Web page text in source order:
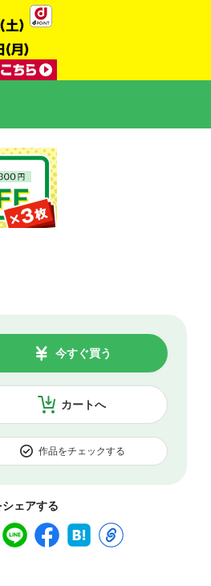
カートへ
今すぐ買う
作品をチェックする
ェアする